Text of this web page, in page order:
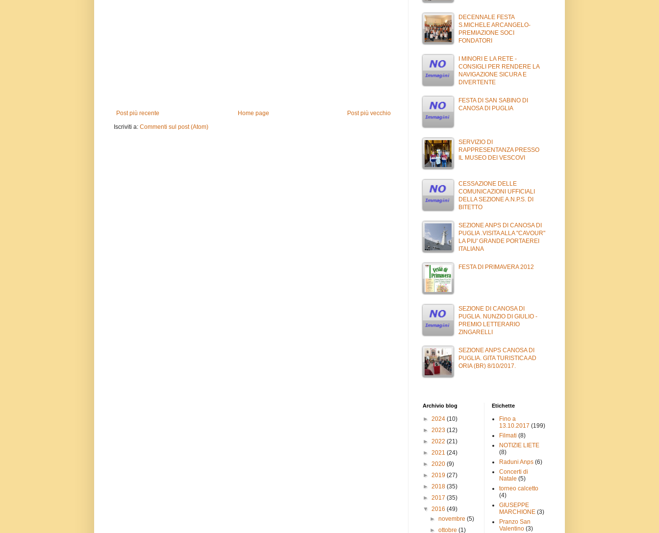
Post più recente Post più vecchio
Home page
Iscriviti a: Commenti sul post (Atom)
DECENNALE FESTA
S.MICHELE ARCANGELO-
PREMIAZIONE SOCI
FONDATORI
I MINORI E LA RETE -
CONSIGLI PER RENDERE LA
NAVIGAZIONE SICURA E
DIVERTENTE
FESTA DI SAN SABINO DI
CANOSA DI PUGLIA
SERVIZIO DI
RAPPRESENTANZA PRESSO
IL MUSEO DEI VESCOVI
CESSAZIONE DELLE
COMUNICAZIONI UFFICIALI
DELLA SEZIONE A.N.P.S. DI
BITETTO
SEZIONE ANPS DI CANOSA DI
PUGLIA .VISITA ALLA "CAVOUR"
LA PIU' GRANDE PORTAEREI
ITALIANA
FESTA DI PRIMAVERA 2012
SEZIONE DI CANOSA DI
PUGLIA. NUNZIO DI GIULIO -
PREMIO LETTERARIO
ZINGARELLI
SEZIONE ANPS CANOSA DI
PUGLIA. GITA TURISTICA AD
ORIA (BR) 8/10/2017.
Archivio blog
► 2024 (10)
► 2023 (12)
► 2022 (21)
► 2021 (24)
► 2020 (9)
► 2019 (27)
► 2018 (35)
► 2017 (35)
▼ 2016 (49)
►novembre(5)
►ottobre(1)
Etichette
Fino a
13.10.2017 (199)
Filmati (8)
NOTIZIE LIETE
(8)
Raduni Anps (6)
Concerti di
Natale (5)
torneo calcetto
(4)
GIUSEPPE
MARCHIONE (3)
Pranzo San
Valentino (3)